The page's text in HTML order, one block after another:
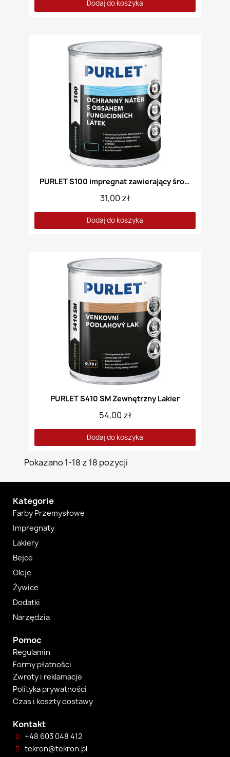
Dodaj do koszyka
PURLET S100 impregnat zawierający środki grzybobójcze bezbarwny
31,00 zł
Dodaj do koszyka
PURLET S410 SM Zewnętrzny Lakier
54,00 zł
Dodaj do koszyka
Pokazano 1-18 z 18 pozycji
Kategorie
Farby Przemysłowe
Impregnaty
Lakiery
Bejce
Oleje
Żywice
Dodatki
Narzędzia
Pomoc
Regulamin
Formy płatności
Zwroty i reklamacje
Polityka prywatności
Czas i koszty dostawy
Kontakt
+48 603 048 412
tekron@tekron.pl